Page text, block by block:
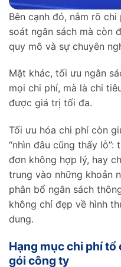
Bên cạnh đó, nắm rõ
soát ngân sách mà còn
quy mô và sự chuyên
Mặt khác, tối ưu ngân
mọi chi phí, mà là chi
được giá trị tối đa.
Tối ưu hóa chi phí còn
“nhìn đâu cũng thấy
đơn không hợp lý, hay
trung vào những khoản
phân bổ ngân sách
không chỉ đẹp về hình
dung.
Hạng mục chi phí
gói công ty